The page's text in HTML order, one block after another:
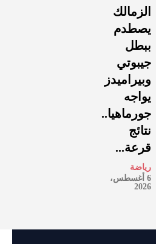
الزمالك
يصطدم
ببطل
جيبوتي
وبيراميدز
يواجه
جورماهيا..
نتائج
قرعة...
رياضة
6 أغسطس،
2026